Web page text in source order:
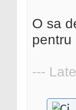
O sa
pentru
---